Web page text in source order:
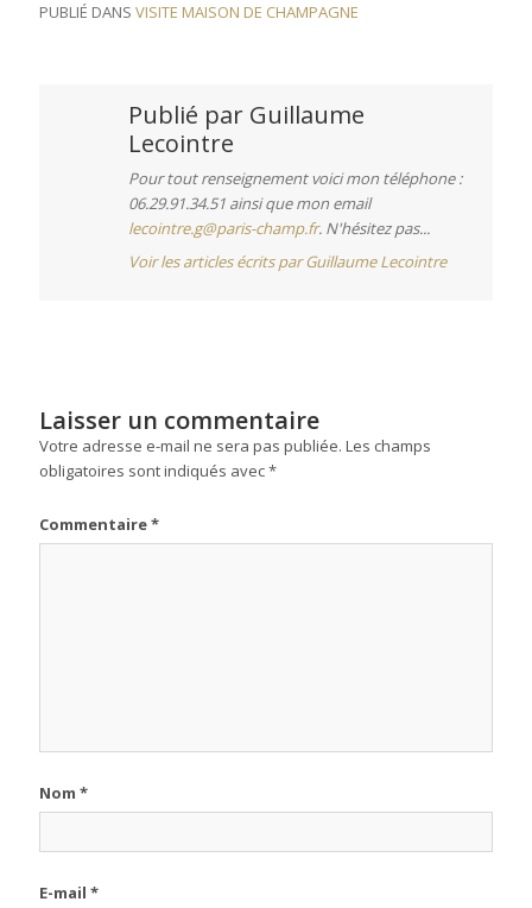
PUBLIÉ DANSVISITE MAISON DE CHAMPAGNE
Publié par Guillaume
Lecointre
Pour tout renseignement voici mon téléphone :
06.29.91.34.51 ainsi que mon email
lecointre.g@paris-champ.fr. N'hésitez pas...
Voir les articles écrits par Guillaume Lecointre
Laisser un commentaire
Votre adresse e-mail ne sera pas publiée. Les champs
obligatoires sont indiqués avec*
Commentaire*
Nom*
E-mail*